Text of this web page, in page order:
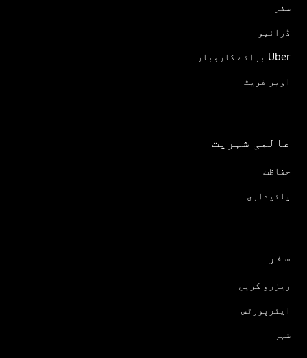
سفر
ڈرائیو
Uber برائے کاروبار
اوبر فریٹ
عالمی شہریت
حفاظت
پائیداری
سفر
ریزرو کریں
ایئرپورٹس
شہر